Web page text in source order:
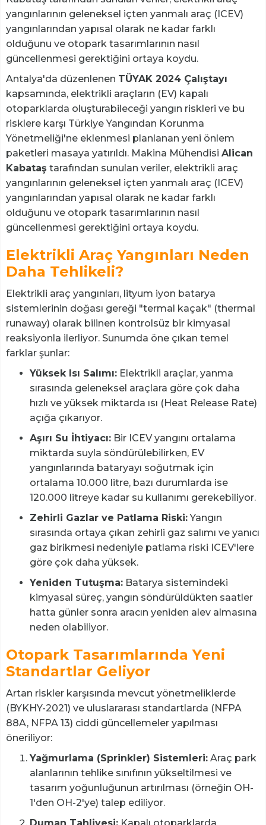
yangınlarının geleneksel içten yanmalı araç (ICEV)
yangınlarından yapısal olarak ne kadar farklı
olduğunu ve otopark tasarımlarının nasıl
güncellenmesi gerektiğini ortaya koydu.
Antalya'da düzenlenen TÜYAK 2024 Çalıştayı
kapsamında, elektrikli araçların (EV) kapalı
otoparklarda oluşturabileceği yangın riskleri ve bu
risklere karşı Türkiye Yangından Korunma
Yönetmeliği'ne eklenmesi planlanan yeni önlem
paketleri masaya yatırıldı. Makina Mühendisi Alican
Kabataş tarafından sunulan veriler, elektrikli araç
yangınlarının geleneksel içten yanmalı araç (ICEV)
yangınlarından yapısal olarak ne kadar farklı
olduğunu ve otopark tasarımlarının nasıl
güncellenmesi gerektiğini ortaya koydu.
Elektrikli Araç Yangınları Neden
Daha Tehlikeli?
Elektrikli araç yangınları, lityum iyon batarya
sistemlerinin doğası gereği "termal kaçak" (thermal
runaway) olarak bilinen kontrolsüz bir kimyasal
reaksiyonla ilerliyor. Sunumda öne çıkan temel
farklar şunlar:
Yüksek Isı Salımı: Elektrikli araçlar, yanma
sırasında geleneksel araçlara göre çok daha
hızlı ve yüksek miktarda ısı (Heat Release Rate)
açığa çıkarıyor.
Aşırı Su İhtiyacı: Bir ICEV yangını ortalama
miktarda suyla söndürülebilirken, EV
yangınlarında bataryayı soğutmak için
ortalama 10.000 litre, bazı durumlarda ise
120.000 litreye kadar su kullanımı gerekebiliyor.
Zehirli Gazlar ve Patlama Riski:Yangın
sırasında ortaya çıkan zehirli gaz salımı ve yanıcı
gaz birikmesi nedeniyle patlama riski ICEV'lere
göre çok daha yüksek.
Yeniden Tutuşma: Batarya sistemindeki
kimyasal süreç, yangın söndürüldükten saatler
hatta günler sonra aracın yeniden alev almasına
neden olabiliyor.
Otopark Tasarımlarında Yeni
Standartlar Geliyor
Artan riskler karşısında mevcut yönetmeliklerde
(BYKHY-2021) ve uluslararası standartlarda (NFPA
88A, NFPA 13) ciddi güncellemeler yapılması
öneriliyor:
Yağmurlama (Sprinkler) Sistemleri: Araç park
alanlarının tehlike sınıfının yükseltilmesi ve
tasarım yoğunluğunun artırılması (örneğin OH-
1'den OH-2'ye) talep ediliyor.